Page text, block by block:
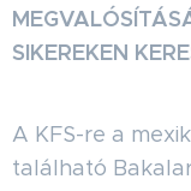
SIKEREKEN
A KFS-re a
található